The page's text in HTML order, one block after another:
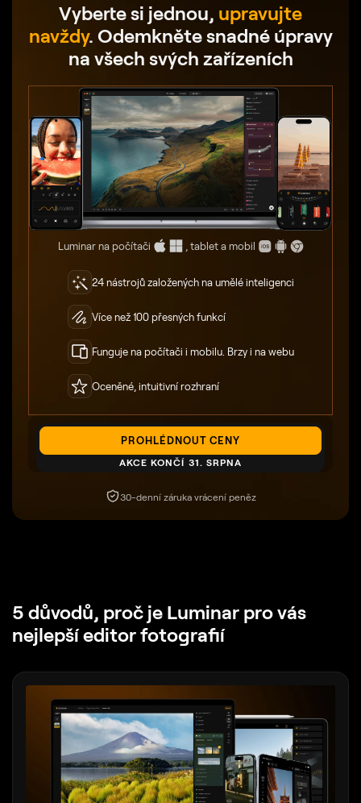
Vyberte si jednou, upravujte
navždy. Odemkněte snadné úpravy
na všech svých zařízeních
Luminar na počítači , tablet a mobil
24 nástrojů založených na umělé inteligenci
Více než 100 přesných funkcí
Funguje na počítači i mobilu. Brzy i na webu
Oceněné, intuitivní rozhraní
PROHLÉDNOUT CENY
AKCE KONČÍ 31. SRPNA
30-denní záruka vrácení peněz
5 důvodů, proč je Luminar pro vás
nejlepší editor fotografií